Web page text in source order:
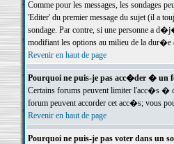
Comme pour les messages, les sondages
'Editer' du premier message du sujet (il a
sondage. Par contre, si une personne a
modifiant les options au milieu de la dur�e
Revenir en haut de page
Pourquoi ne puis-je pas acc�der � un
Certains forums peuvent limiter l'acc�s �
forum peuvent accorder cet acc�s; vous
Revenir en haut de page
Pourquoi ne puis-je pas voter dans un